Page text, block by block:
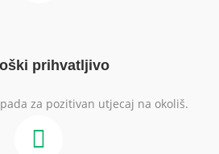
prihvatljivo
za pozitivan utjecaj na okoliš.